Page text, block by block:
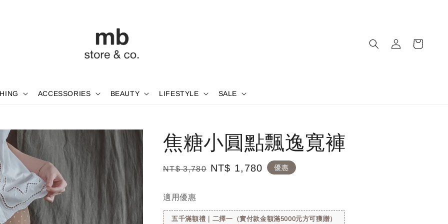
ACCESSORIES BEAUTY LIFESTYLE SALE
焦糖小圓點飄逸寬褲
Regular
NT$ 3,780 Sale
NT$ 1,780 優惠
適用優惠
五千滿額禮｜二擇一（實付款金額滿5000元方可獲贈）